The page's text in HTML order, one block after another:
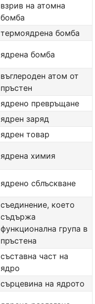
взрив на атомна
бомба
термоядрена бомба
ядрена бомба
въглероден атом от
пръстен
ядрено превръщане
ядрен заряд
ядрен товар
ядрена химия
ядрено сблъскване
съединение, което
съдържа
функционална група в
пръстена
съставна част на
ядро
сърцевина на ядрото